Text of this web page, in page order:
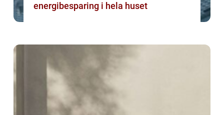
energibesparing i hela huset